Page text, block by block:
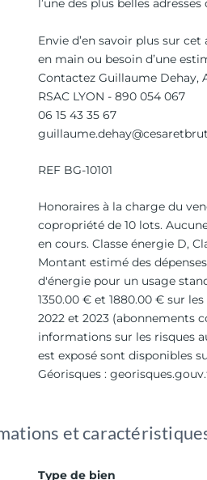
l’une des plus belles adresses
Envie d’en savoir plus sur
en main ou besoin d’une
Contactez Guillaume
RSAC LYON - 890 054 067
06 15 43 35 67
REF BG-10101
Honoraires à la charge du
copropriété de 10 lots.
en cours. Classe énergie D,
Montant estimé des
d'énergie pour un usage
1350.00 € et 1880.00 € sur les
2022 et 2023 (abonnements
informations sur les risques
est exposé sont disponibles
Géorisques :
et
Type de bien